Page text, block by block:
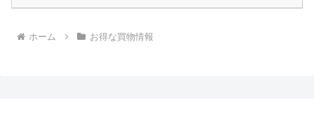
ホーム お得な買物情報